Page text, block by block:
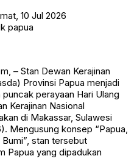
10 Jul 2026
papua
– Stan Dewan Kerajinan
Provinsi Papua menjadi
perayaan Hari Ulang
Kerajinan Nasional
di Makassar, Sulawesi
Mengusung konsep “Papua,
stan tersebut
Papua yang dipadukan